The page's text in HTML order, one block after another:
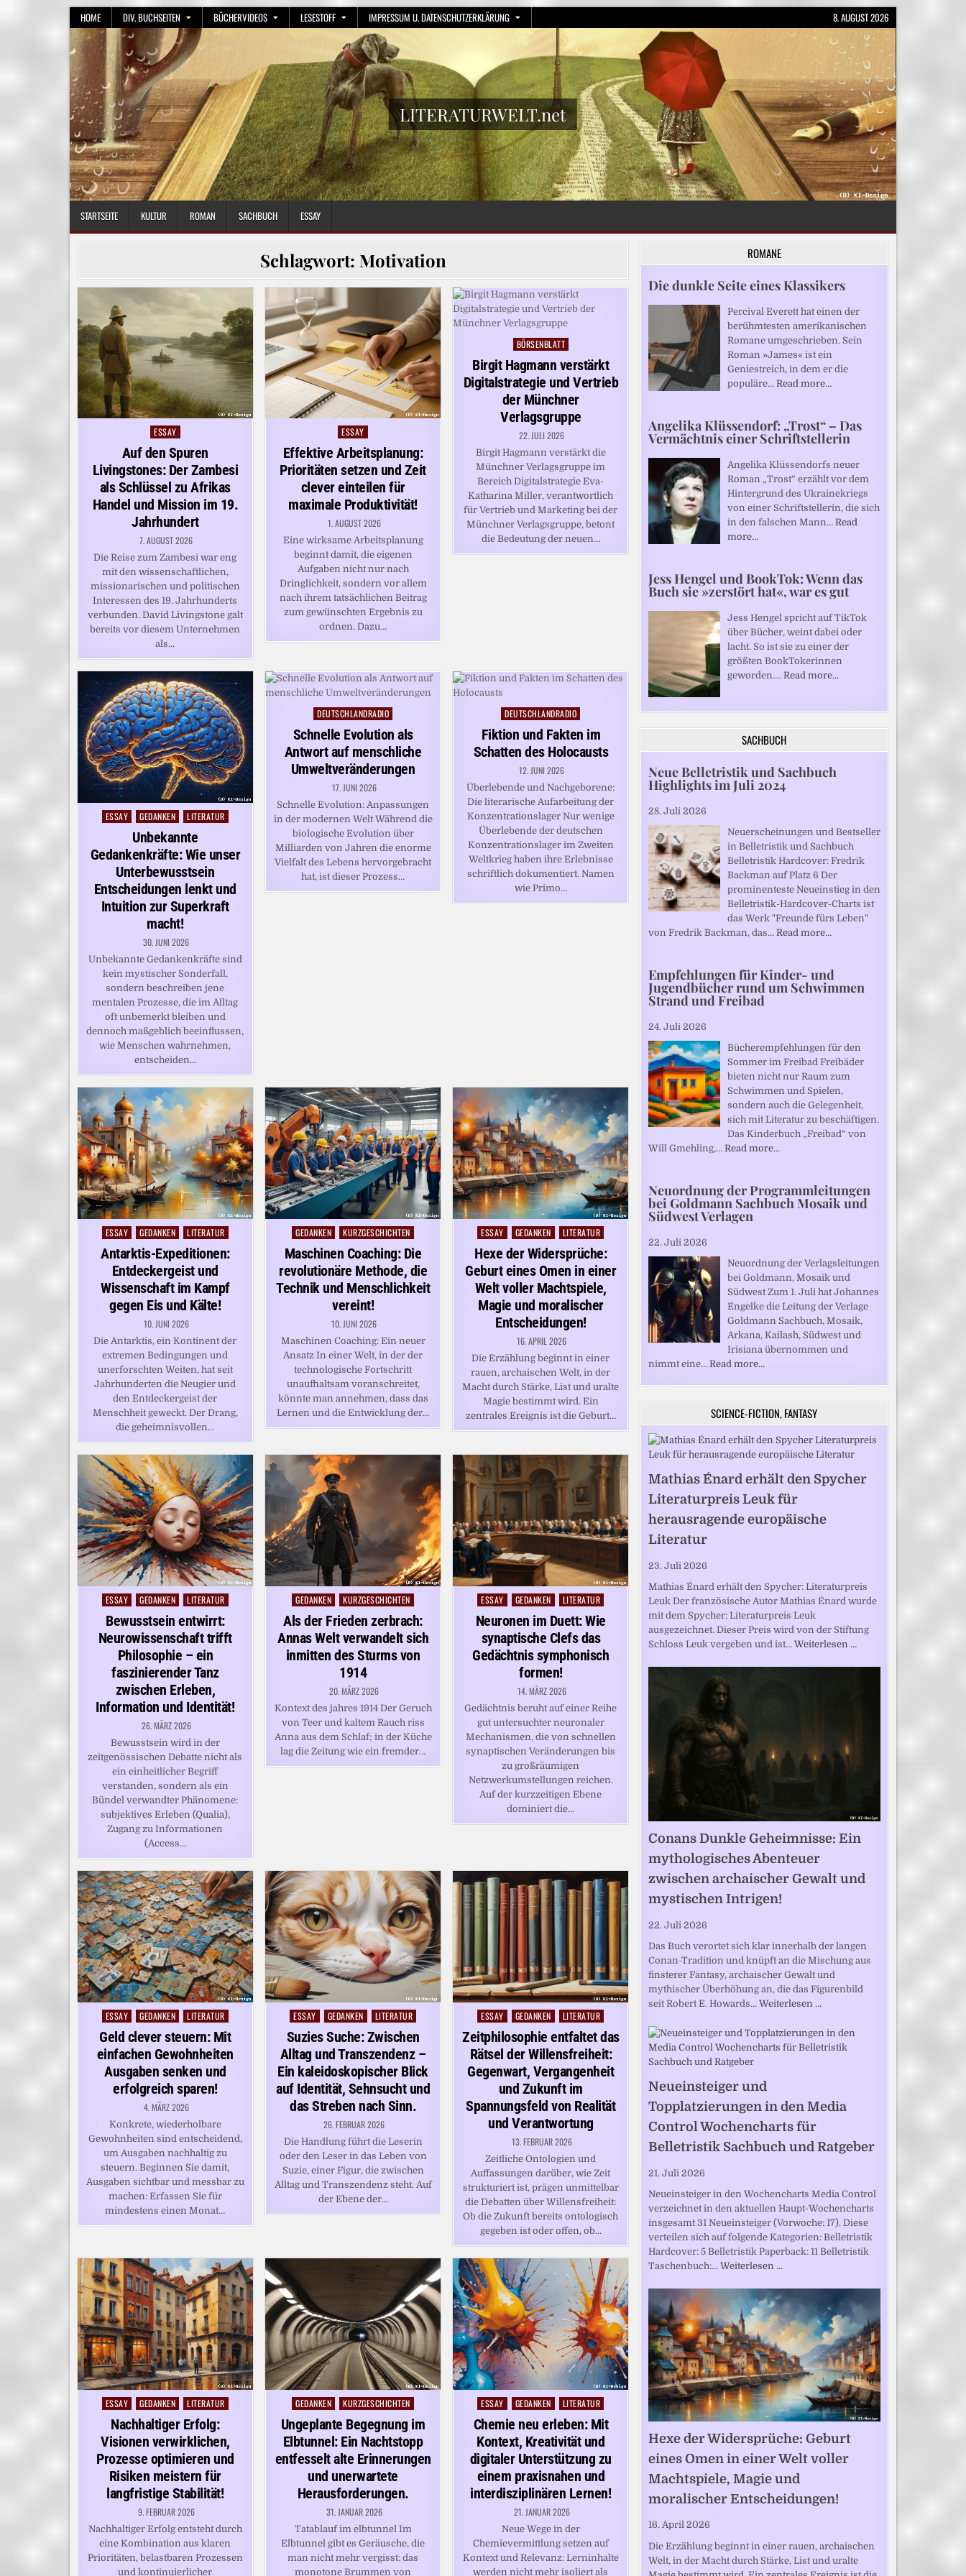
HOME DIV. BUCHSEITEN BÜCHERVIDEOS LESESTOFF IMPRESSUM U. DATENSCHUTZERKLÄRUNG 8. AUGUST 2026
LITERATURWELT.net
STARTSEITE KULTUR ROMAN SACHBUCH ESSAY
Schlagwort: Motivation
Posted
in
ESSAY
Auf den Spuren
Livingstones: Der Zambesi
als Schlüssel zu Afrikas
Handel und Mission im 19.
Jahrhundert
7. AUGUST 2026
Die Reise zum Zambesi war eng
mit den wissenschaftlichen,
missionarischen und politischen
Interessen des 19. Jahrhunderts
verbunden. David Livingstone galt
bereits vor diesem Unternehmen
als…
Posted
in
ESSAY
Effektive Arbeitsplanung:
Prioritäten setzen und Zeit
clever einteilen für
maximale Produktivität!
1. AUGUST 2026
Eine wirksame Arbeitsplanung
beginnt damit, die eigenen
Aufgaben nicht nur nach
Dringlichkeit, sondern vor allem
nach ihrem tatsächlichen Beitrag
zum gewünschten Ergebnis zu
ordnen. Dazu…
Posted
in
BÖRSENBLATT
Birgit Hagmann verstärkt
Digitalstrategie und Vertrieb
der Münchner
Verlagsgruppe
22. JULI 2026
Birgit Hagmann verstärkt die
Münchner Verlagsgruppe im
Bereich Digitalstrategie Eva-
Katharina Miller, verantwortlich
für Vertrieb und Marketing bei der
Münchner Verlagsgruppe, betont
die Bedeutung der neuen…
Posted
ESSAY GEDANKEN LITERATUR
Unbekannte
Gedankenkräfte: Wie unser
Unterbewusstsein
Entscheidungen lenkt und
Intuition zur Superkraft
macht!
30. JUNI 2026
Unbekannte Gedankenkräfte sind
kein mystischer Sonderfall,
sondern beschreiben jene
mentalen Prozesse, die im Alltag
oft unbemerkt bleiben und
dennoch maßgeblich beeinflussen,
wie Menschen wahrnehmen,
entscheiden…
Posted
DEUTSCHLANDRADIO
Schnelle Evolution als
Antwort auf menschliche
Umweltveränderungen
17. JUNI 2026
Schnelle Evolution: Anpassungen
in der modernen Welt Während die
biologische Evolution über
Milliarden von Jahren die enorme
Vielfalt des Lebens hervorgebracht
hat, ist dieser Prozess…
Posted
in
DEUTSCHLANDRADIO
Fiktion und Fakten im
Schatten des Holocausts
12. JUNI 2026
Überlebende und Nachgeborene:
Die literarische Aufarbeitung der
Konzentrationslager Nur wenige
Überlebende der deutschen
Konzentrationslager im Zweiten
Weltkrieg haben ihre Erlebnisse
schriftlich dokumentiert. Namen
wie Primo…
Posted
in
ESSAY GEDANKEN LITERATUR
Antarktis-Expeditionen:
Entdeckergeist und
Wissenschaft im Kampf
gegen Eis und Kälte!
10. JUNI 2026
Die Antarktis, ein Kontinent der
extremen Bedingungen und
unerforschten Weiten, hat seit
Jahrhunderten die Neugier und
den Entdeckergeist der
Menschheit geweckt. Der Drang,
die geheimnisvollen…
Posted
in
GEDANKEN KURZGESCHICHTEN
Maschinen Coaching: Die
revolutionäre Methode, die
Technik und Menschlichkeit
vereint!
10. JUNI 2026
Maschinen Coaching: Ein neuer
Ansatz In einer Welt, in der der
technologische Fortschritt
unaufhaltsam voranschreitet,
könnte man annehmen, dass das
Lernen und die Entwicklung der…
Posted
in
ESSAY GEDANKEN LITERATUR
Hexe der Widersprüche:
Geburt eines Omen in einer
Welt voller Machtspiele,
Magie und moralischer
Entscheidungen!
16. APRIL 2026
Die Erzählung beginnt in einer
rauen, archaischen Welt, in der
Macht durch Stärke, List und uralte
Magie bestimmt wird. Ein
zentrales Ereignis ist die Geburt…
Posted
in
ESSAY GEDANKEN LITERATUR
Bewusstsein entwirrt:
Neurowissenschaft trifft
Philosophie – ein
faszinierender Tanz
zwischen Erleben,
Information und Identität!
26. MÄRZ 2026
Bewusstsein wird in der
zeitgenössischen Debatte nicht als
ein einheitlicher Begriff
verstanden, sondern als ein
Bündel verwandter Phänomene:
subjektives Erleben (Qualia),
Zugang zu Informationen
(Access…
Posted
in
GEDANKEN KURZGESCHICHTEN
Als der Frieden zerbrach:
Annas Welt verwandelt sich
inmitten des Sturms von
1914
20. MÄRZ 2026
Kontext des jahres 1914 Der Geruch
von Teer und kaltem Rauch riss
Anna aus dem Schlaf; in der Küche
lag die Zeitung wie ein fremder…
Posted
in
ESSAY GEDANKEN LITERATUR
Neuronen im Duett: Wie
synaptische Clefs das
Gedächtnis symphonisch
formen!
14. MÄRZ 2026
Gedächtnis beruht auf einer Reihe
gut untersuchter neuronaler
Mechanismen, die von schnellen
synaptischen Veränderungen bis
zu großräumigen
Netzwerkumstellungen reichen.
Auf der kurzzeitigen Ebene
dominiert die…
Posted
in
ESSAY GEDANKEN LITERATUR
Geld clever steuern: Mit
einfachen Gewohnheiten
Ausgaben senken und
erfolgreich sparen!
4. MÄRZ 2026
Konkrete, wiederholbare
Gewohnheiten sind entscheidend,
um Ausgaben nachhaltig zu
steuern. Beginnen Sie damit,
Ausgaben sichtbar und messbar zu
machen: Erfassen Sie für
mindestens einen Monat…
Posted
in
ESSAY GEDANKEN LITERATUR
Suzies Suche: Zwischen
Alltag und Transzendenz –
Ein kaleidoskopischer Blick
auf Identität, Sehnsucht und
das Streben nach Sinn.
26. FEBRUAR 2026
Die Handlung führt die Leserin
oder den Leser in das Leben von
Suzie, einer Figur, die zwischen
Alltag und Transzendenz steht. Auf
der Ebene der…
Posted
in
ESSAY GEDANKEN LITERATUR
Zeitphilosophie entfaltet das
Rätsel der Willensfreiheit:
Gegenwart, Vergangenheit
und Zukunft im
Spannungsfeld von Realität
und Verantwortung
13. FEBRUAR 2026
Zeitliche Ontologien und
Auffassungen darüber, wie Zeit
strukturiert ist, prägen unmittelbar
die Debatten über Willensfreiheit:
Ob die Zukunft bereits ontologisch
gegeben ist oder offen, ob…
Posted
ESSAY GEDANKEN LITERATUR
Nachhaltiger Erfolg:
Visionen verwirklichen,
Prozesse optimieren und
Risiken meistern für
langfristige Stabilität!
9. FEBRUAR 2026
Nachhaltiger Erfolg entsteht durch
eine Kombination aus klaren
Prioritäten, belastbaren Prozessen
und kontinuierlicher
Posted
GEDANKEN KURZGESCHICHTEN
Ungeplante Begegnung im
Elbtunnel: Ein Nachtstopp
entfesselt alte Erinnerungen
und unerwartete
Herausforderungen.
31. JANUAR 2026
Tatablauf im elbtunnel Im
Elbtunnel gibt es Geräusche, die
man nicht mehr vergisst: das
monotone Brummen von
Posted
in
ESSAY GEDANKEN LITERATUR
Chemie neu erleben: Mit
Kontext, Kreativität und
digitaler Unterstützung zu
einem praxisnahen und
interdisziplinären Lernen!
21. JANUAR 2026
Neue Wege in der
Chemievermittlung setzen auf
Kontext und Relevanz: Lerninhalte
werden nicht mehr isoliert als
ROMANE
Die dunkle Seite eines Klassikers
Percival Everett hat einen der
berühmtesten amerikanischen
Romane umgeschrieben. Sein
Roman »James« ist ein
Geniestreich, in dem er die
populäre… Read more…
Angelika Klüssendorf: „Trost“ – Das
Vermächtnis einer Schriftstellerin
Angelika Klüssendorfs neuer
Roman „Trost“ erzählt vor dem
Hintergrund des Ukrainekriegs
von einer Schriftstellerin, die sich
in den falschen Mann… Read
more…
Jess Hengel und BookTok: Wenn das
Buch sie »zerstört hat«, war es gut
Jess Hengel spricht auf TikTok
über Bücher, weint dabei oder
lacht. So ist sie zu einer der
größten BookTokerinnen
geworden.… Read more…
SACHBUCH
Neue Belletristik und Sachbuch
Highlights im Juli 2024
28. Juli 2026
Neuerscheinungen und Bestseller
in Belletristik und Sachbuch
Belletristik Hardcover: Fredrik
Backman auf Platz 6 Der
prominenteste Neueinstieg in den
Belletristik-Hardcover-Charts ist
das Werk "Freunde fürs Leben"
von Fredrik Backman, das… Read more…
Empfehlungen für Kinder- und
Jugendbücher rund um Schwimmen
Strand und Freibad
24. Juli 2026
Bücherempfehlungen für den
Sommer im Freibad Freibäder
bieten nicht nur Raum zum
Schwimmen und Spielen,
sondern auch die Gelegenheit,
sich mit Literatur zu beschäftigen.
Das Kinderbuch „Freibad“ von
Will Gmehling,… Read more…
Neuordnung der Programmleitungen
bei Goldmann Sachbuch Mosaik und
Südwest Verlagen
22. Juli 2026
Neuordnung der Verlagsleitungen
bei Goldmann, Mosaik und
Südwest Zum 1. Juli hat Johannes
Engelke die Leitung der Verlage
Goldmann Sachbuch, Mosaik,
Arkana, Kailash, Südwest und
Irisiana übernommen und
nimmt eine… Read more…
SCIENCE-FICTION, FANTASY
Mathias Énard erhält den Spycher
Literaturpreis Leuk für
herausragende europäische
Literatur
23. Juli 2026
Mathias Énard erhält den Spycher: Literaturpreis
Leuk Der französische Autor Mathias Énard wurde
mit dem Spycher: Literaturpreis Leuk
ausgezeichnet. Dieser Preis wird von der Stiftung
Schloss Leuk vergeben und ist… Weiterlesen …
Conans Dunkle Geheimnisse: Ein
mythologisches Abenteuer
zwischen archaischer Gewalt und
mystischen Intrigen!
22. Juli 2026
Das Buch verortet sich klar innerhalb der langen
Conan-Tradition und knüpft an die Mischung aus
finsterer Fantasy, archaischer Gewalt und
mythischer Überhöhung an, die das Figurenbild
seit Robert E. Howards… Weiterlesen …
Neueinsteiger und
Topplatzierungen in den Media
Control Wochencharts für
Belletristik Sachbuch und Ratgeber
21. Juli 2026
Neueinsteiger in den Wochencharts Media Control
verzeichnet in den aktuellen Haupt-Wochencharts
insgesamt 31 Neueinsteiger (Vorwoche: 17). Diese
verteilen sich auf folgende Kategorien: Belletristik
Hardcover: 5 Belletristik Paperback: 11 Belletristik
Taschenbuch:… Weiterlesen …
Hexe der Widersprüche: Geburt
eines Omen in einer Welt voller
Machtspiele, Magie und
moralischer Entscheidungen!
16. April 2026
Die Erzählung beginnt in einer rauen, archaischen
Welt, in der Macht durch Stärke, List und uralte